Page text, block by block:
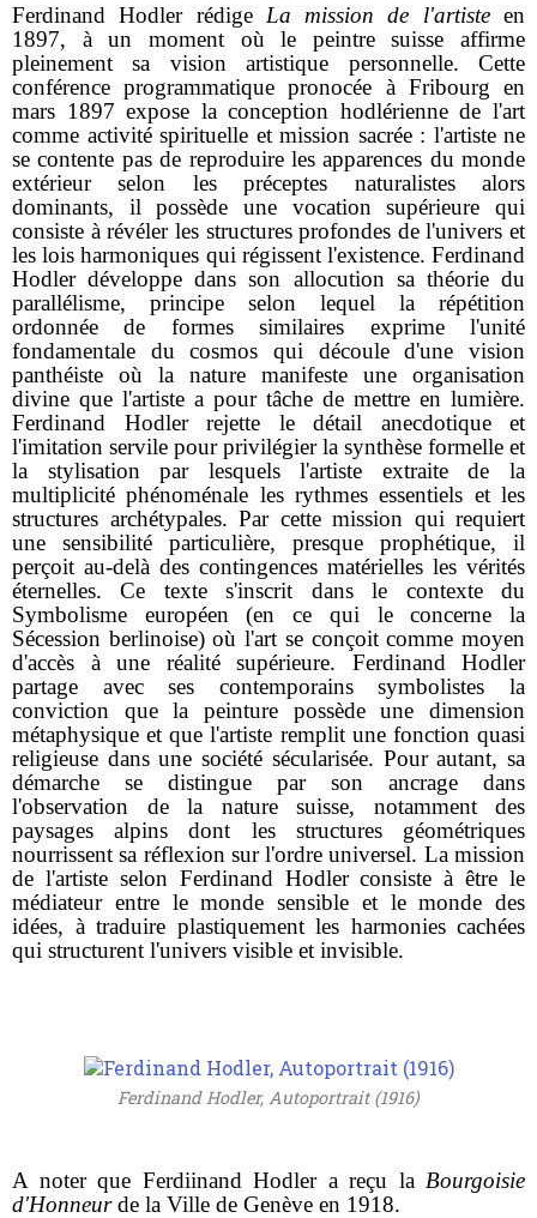
Ferdinand Hodler rédige La mission de l'artisteen
1897, à un moment où le peintre suisse affirme
pleinement sa vision artistique personnelle. Cette
conférence programmatique pronocée à Fribourg en
mars 1897 expose la conception hodlérienne de l'art
comme activité spirituelle et mission sacrée : l'artiste ne
se contente pas de reproduire les apparences du monde
extérieur selon les préceptes naturalistes alors
dominants, il possède une vocation supérieure qui
consiste à révéler les structures profondes de l'univers et
les lois harmoniques qui régissent l'existence. Ferdinand
Hodler développe dans son allocution sa théorie du
parallélisme, principe selon lequel la répétition
ordonnée de formes similaires exprime l'unité
fondamentale du cosmos qui découle d'une vision
panthéiste où la nature manifeste une organisation
divine que l'artiste a pour tâche de mettre en lumière.
Ferdinand Hodler rejette le détail anecdotique et
l'imitation servile pour privilégier la synthèse formelle et
la stylisation par lesquels l'artiste extraite de la
multiplicité phénoménale les rythmes essentiels et les
structures archétypales. Par cette mission qui requiert
une sensibilité particulière, presque prophétique, il
perçoit au-delà des contingences matérielles les vérités
éternelles. Ce texte s'inscrit dans le contexte du
Symbolisme européen (en ce qui le concerne la
Sécession berlinoise) où l'art se conçoit comme moyen
d'accès à une réalité supérieure. Ferdinand Hodler
partage avec ses contemporains symbolistes la
conviction que la peinture possède une dimension
métaphysique et que l'artiste remplit une fonction quasi
religieuse dans une société sécularisée. Pour autant, sa
démarche se distingue par son ancrage dans
l'observation de la nature suisse, notamment des
paysages alpins dont les structures géométriques
nourrissent sa réflexion sur l'ordre universel. La mission
de l'artiste selon Ferdinand Hodler consiste à être le
médiateur entre le monde sensible et le monde des
idées, à traduire plastiquement les harmonies cachées
qui structurent l'univers visible et invisible.
Ferdinand Hodler, Autoportrait (1916)
A noter que Ferdiinand Hodler a reçu la Bourgoisie
d'Honneurde la Ville de Genève en 1918.